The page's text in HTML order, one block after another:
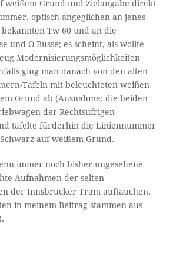
weißem Grund und Zielangabe direkt
optisch angeglichen an jenes
bekannten Tw 60 und an die
und O-Busse; es scheint, als wollte
Modernisierungsmöglichkeiten
ging man danach von den alten
Tafeln mit beleuchteten weißen
Grund ab (Ausnahme: die beiden
der Rechtsufrigen
tafelte fürderhin die Liniennummer
auf weißem Grund.
immer noch bisher ungesehene
Aufnahmen der selten
der Innsbrucker Tram auftauchen.
in meinem Beitrag stammen aus